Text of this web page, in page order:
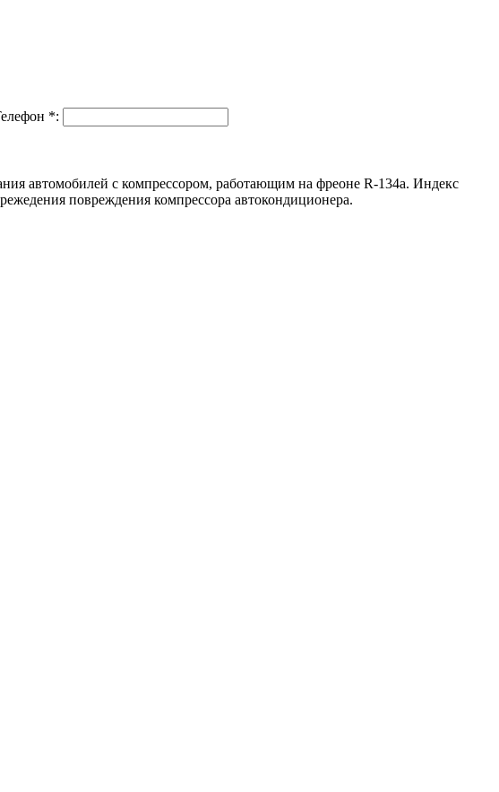
*:
автомобилей с компрессором, работающим на фреоне R-134a. Индекс
повреждения компрессора автокондиционера.